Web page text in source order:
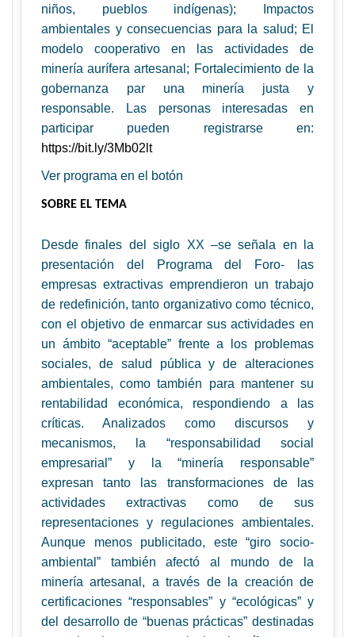
niños, pueblos indígenas); Impactos
ambientales y consecuencias para la salud; El
modelo cooperativo en las actividades de
minería aurífera artesanal; Fortalecimiento de la
gobernanza par una minería justa y
responsable. Las personas interesadas en
participar pueden registrarse en:
https://bit.ly/3Mb02lt
Ver programa en el botón
SOBRE EL TEMA
Desde finales del siglo XX –se señala en la
presentación del Programa del Foro- las
empresas extractivas emprendieron un trabajo
de redefinición, tanto organizativo como técnico,
con el objetivo de enmarcar sus actividades en
un ámbito “aceptable” frente a los problemas
sociales, de salud pública y de alteraciones
ambientales, como también para mantener su
rentabilidad económica, respondiendo a las
críticas. Analizados como discursos y
mecanismos, la “responsabilidad social
empresarial” y la “minería responsable”
expresan tanto las transformaciones de las
actividades extractivas como de sus
representaciones y regulaciones ambientales.
Aunque menos publicitado, este “giro socio-
ambiental” también afectó al mundo de la
minería artesanal, a través de la creación de
certificaciones “responsables” y “ecológicas” y
del desarrollo de “buenas prácticas” destinadas